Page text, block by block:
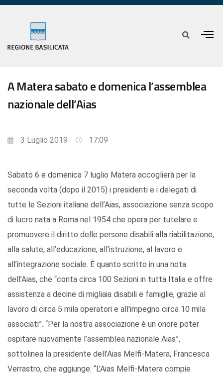
A Matera sabato e domenica l’assemblea
nazionale dell’Aias
3 Luglio 2019 17:09
Sabato 6 e domenica 7 luglio Matera accoglierà per la
seconda volta (dopo il 2015) i presidenti e i delegati di
tutte le Sezioni italiane dell’Aias, associazione senza scopo
di lucro nata a Roma nel 1954 che opera per tutelare e
promuovere il diritto delle persone disabili alla riabilitazione,
alla salute, all’educazione, all’istruzione, al lavoro e
all’integrazione sociale. È quanto scritto in una nota
dell’Aias, che “conta circa 100 Sezioni in tutta Italia e offre
assistenza a decine di migliaia disabili e famiglie, grazie al
lavoro di circa 5 mila operatori e all'impegno circa 10 mila
associati”. “Per la nostra associazione è un onore poter
ospitare nuovamente l’assemblea nazionale Aias”,
sottolinea la presidente dell’Aias Melfi-Matera, Francesca
Verrastro, che aggiunge: “L’Aias Melfi-Matera compie